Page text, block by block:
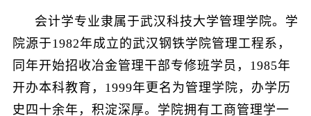
会计学专业隶属于武汉科技大学管理学院。学
院源于1982年成立的武汉钢铁学院管理工程系，
同年开始招收冶金管理干部专修班学员，1985年
开办本科教育，1999年更名为管理学院，办学历
史四十余年，积淀深厚。学院拥有工商管理学一